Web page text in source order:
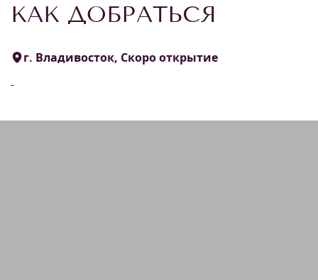
КАК ДОБРАТЬСЯ
г. Владивосток, Скоро открытие
-